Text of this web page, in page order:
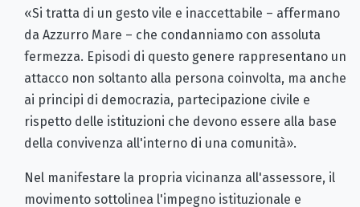
«Si tratta di un gesto vile e inaccettabile – affermano
da Azzurro Mare – che condanniamo con assoluta
fermezza. Episodi di questo genere rappresentano un
attacco non soltanto alla persona coinvolta, ma anche
ai principi di democrazia, partecipazione civile e
rispetto delle istituzioni che devono essere alla base
della convivenza all'interno di una comunità».
Nel manifestare la propria vicinanza all'assessore, il
movimento sottolinea l'impegno istituzionale e